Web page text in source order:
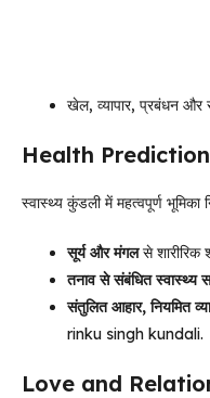
खेल, व्यापार, प्रबंधन और
Health Predictions
स्वास्थ्य कुंडली में महत्वपूर्ण भूमिका
सूर्य और मंगलसे शारीरिक
तनाव से संबंधित स्वास्थ्य
संतुलित आहार, नियमित
rinku singh kundali.
Love and